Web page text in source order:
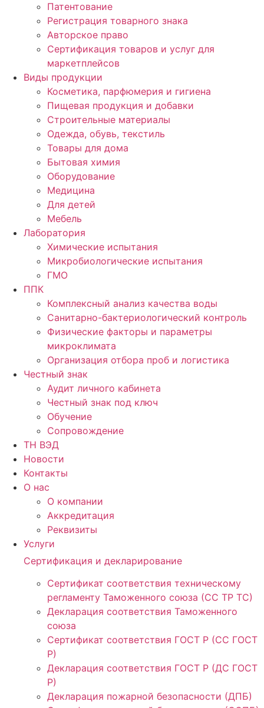
Патентование
Регистрация товарного знака
Авторское право
Сертификация товаров и услуг для
маркетплейсов
Виды продукции
Косметика, парфюмерия и гигиена
Пищевая продукция и добавки
Строительные материалы
Одежда, обувь, текстиль
Товары для дома
Бытовая химия
Оборудование
Медицина
Для детей
Мебель
Лаборатория
Химические испытания
Микробиологические испытания
ГМО
ППК
Комплексный анализ качества воды
Санитарно-бактериологический контроль
Физические факторы и параметры
микроклимата
Организация отбора проб и логистика
Честный знак
Аудит личного кабинета
Честный знак под ключ
Обучение
Сопровождение
ТН ВЭД
Новости
Контакты
О нас
О компании
Аккредитация
Реквизиты
Услуги
Сертификация и декларирование
Сертификат соответствия техническому
регламенту Таможенного союза (СС ТР ТС)
Декларация соответствия Таможенного
союза
Сертификат соответствия ГОСТ Р (СС ГОСТ
Р)
Декларация соответствия ГОСТ Р (ДС ГОСТ
Р)
Декларация пожарной безопасности (ДПБ)